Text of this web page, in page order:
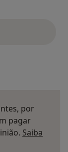
por
pagar
Saiba